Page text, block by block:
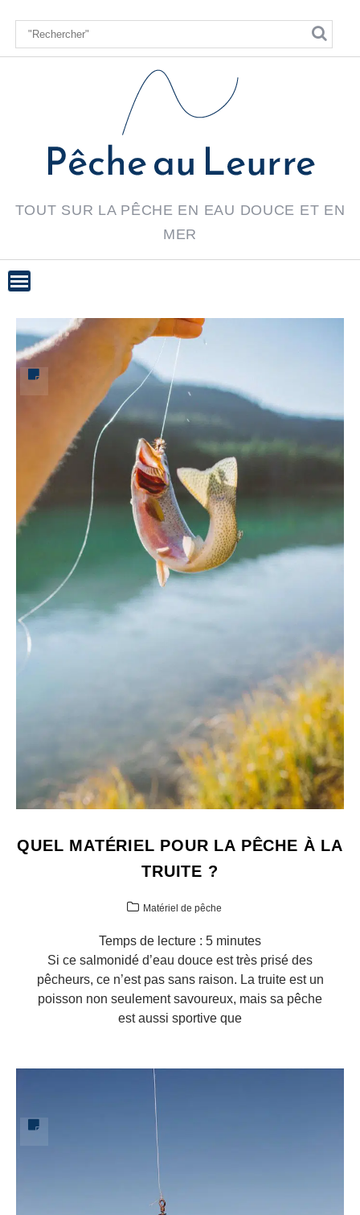
content
TOUT SUR LA PÊCHE EN EAU DOUCE ET EN
MER
QUEL MATÉRIEL POUR LA PÊCHE À LA
TRUITE ?
Matériel de pêche
Temps de lecture : 5 minutes
Si ce salmonidé d’eau douce est très prisé des
pêcheurs, ce n’est pas sans raison. La truite est un
poisson non seulement savoureux, mais sa pêche
est aussi sportive que